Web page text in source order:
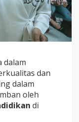
dalam
dan
dalam
oleh
di